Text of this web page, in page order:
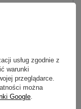
usług zgodnie z
warunki
przeglądarce.
można
Google.